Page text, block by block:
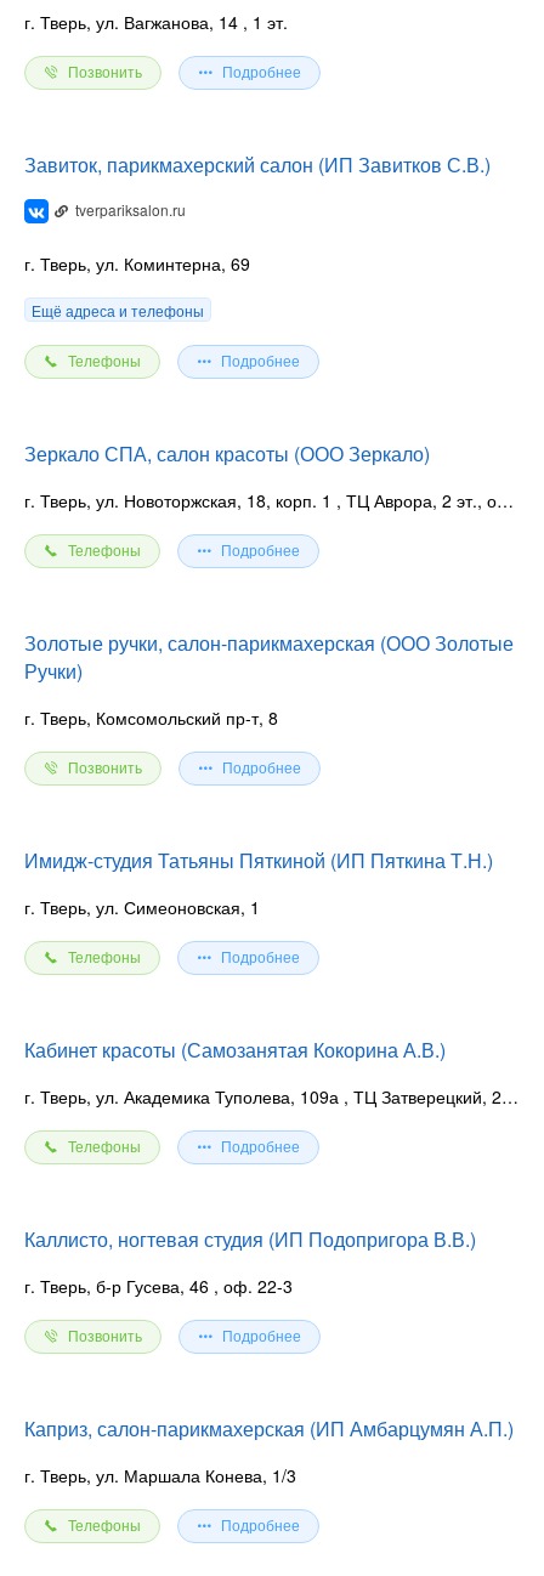
г. Тверь, ул. Вагжанова, 14 , 1 эт.
Позвонить Подробнее
Завиток, парикмахерский салон (ИП Завитков С.В.)
tverpariksalon.ru
г. Тверь, ул. Коминтерна, 69
Ещё адреса и телефоны
Телефоны Подробнее
Зеркало СПА, салон красоты (ООО Зеркало)
г. Тверь, ул. Новоторжская, 18, корп. 1 , ТЦ Аврора, 2 эт., оф 206
Телефоны Подробнее
Золотые ручки, салон-парикмахерская (ООО Золотые
Ручки)
г. Тверь, Комсомольский пр-т, 8
Позвонить Подробнее
Имидж-студия Татьяны Пяткиной (ИП Пяткина Т.Н.)
г. Тверь, ул. Симеоновская, 1
Телефоны Подробнее
Кабинет красоты (Самозанятая Кокорина А.В.)
г. Тверь, ул. Академика Туполева, 109а , ТЦ Затверецкий, 2 эт.
Телефоны Подробнее
Каллисто, ногтевая студия (ИП Подопригора В.В.)
г. Тверь, б-р Гусева, 46 , оф. 22-3
Позвонить Подробнее
Каприз, салон-парикмахерская (ИП Амбарцумян А.П.)
г. Тверь, ул. Маршала Конева, 1/3
Телефоны Подробнее